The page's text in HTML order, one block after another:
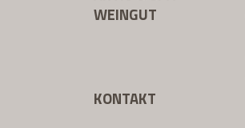
WEINGUT
KONTAKT